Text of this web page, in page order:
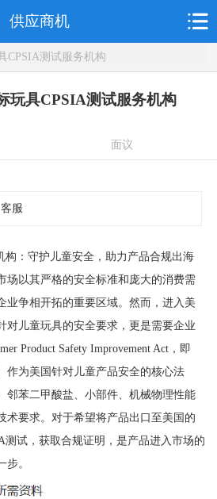
供应商机
CPSIA测试服务机构
玩具CPSIA测试服务机构
面议
服
构：守护儿童安全，助力产品合规出海
场以其严格的安全标准和庞大的消费需
业争相开拓的重要区域。然而，进入美
对儿童玩具的安全要求，更是需要企业
Product Safety Improvement Act，即
作为美国针对儿童产品安全的核心法
邻苯二甲酸盐、小部件、机械物理性能
术要求。对于希望将产品出口至美国的
测试，获取合规证明，是产品进入市场的
。